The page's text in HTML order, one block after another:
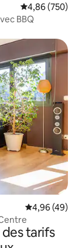
Évaluation
4,86 (750)
BBQ
Évaluation
4,96 (49)
tarifs